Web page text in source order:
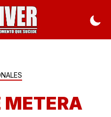
METERA